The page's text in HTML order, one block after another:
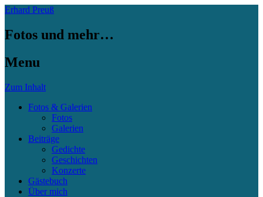
Erhard Preuß
Fotos und mehr…
Menu
Zum Inhalt
Fotos & Galerien
Fotos
Galerien
Beiträge
Gedichte
Geschichten
Konzerte
Gästebuch
Über mich